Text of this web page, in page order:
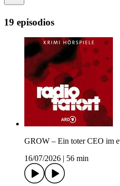
19 episodios
GROW – Ein toter CEO im
16/07/2026
56 min